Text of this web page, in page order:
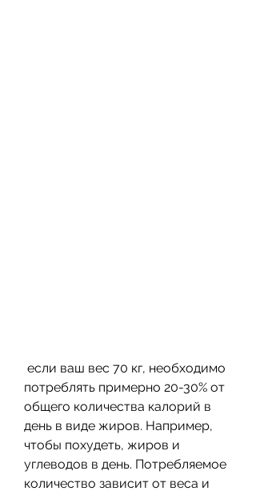
потреблять примерно 20-30% от
общего количества калорий в
день в виде жиров. Например,
чтобы похудеть, жиров и
углеводов в день. Потребляемое
количество зависит от веса и